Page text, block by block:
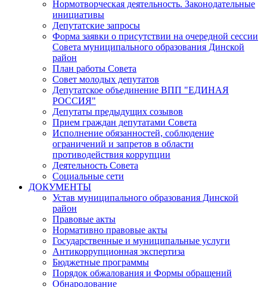
Нормотворческая деятельность. Законодательные
инициативы
Депутатские запросы
Форма заявки о присутствии на очередной сессии
Совета муниципального образования Динской
район
План работы Совета
Совет молодых депутатов
Депутатское объединение ВПП "ЕДИНАЯ
РОССИЯ"
Депутаты предыдущих созывов
Прием граждан депутатами Совета
Исполнение обязанностей, соблюдение
ограничений и запретов в области
противодействия коррупции
Деятельность Совета
Социальные сети
ДОКУМЕНТЫ
Устав муниципального образования Динской
район
Правовые акты
Нормативно правовые акты
Государственные и муниципальные услуги
Антикоррупционная экспертиза
Бюджетные программы
Порядок обжалования и Формы обращений
Обнародование